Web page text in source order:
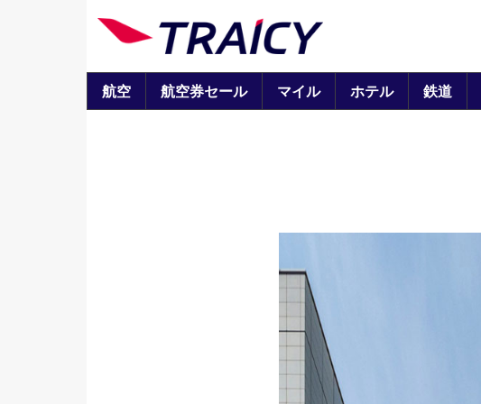
航空 航空券セール マイル ホテル 鉄道